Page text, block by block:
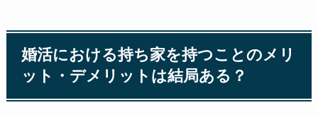
婚活における持ち家を持つことのメリ
ット・デメリットは結局ある？